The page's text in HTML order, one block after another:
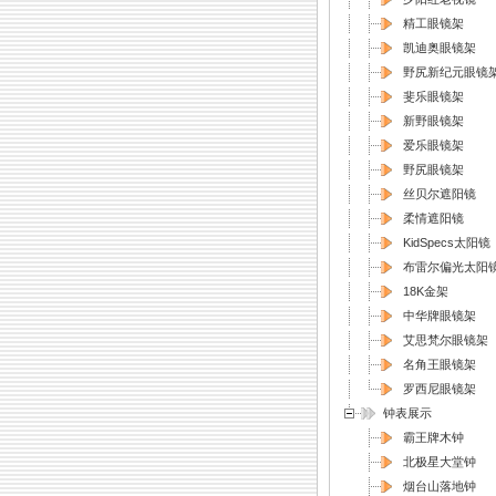
精工眼镜架
凯迪奥眼镜架
野尻新纪元眼镜
斐乐眼镜架
新野眼镜架
爱乐眼镜架
野尻眼镜架
丝贝尔遮阳镜
柔情遮阳镜
KidSpecs太阳镜
布雷尔偏光太阳
18K金架
中华牌眼镜架
艾思梵尔眼镜架
名角王眼镜架
罗西尼眼镜架
钟表展示
霸王牌木钟
北极星大堂钟
烟台山落地钟